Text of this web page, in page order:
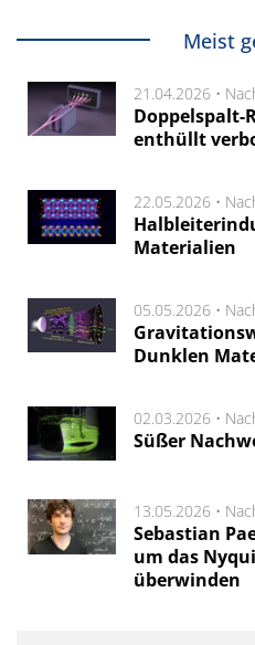
Meist
21.04.2026 •
Doppelspalt-
enthüllt
22.05.2026 •
Materialien
05.05.2026 •
Dunklen
02.03.2026 •
Süßer
13.05.2026 •
Sebastian
um das
überwinden